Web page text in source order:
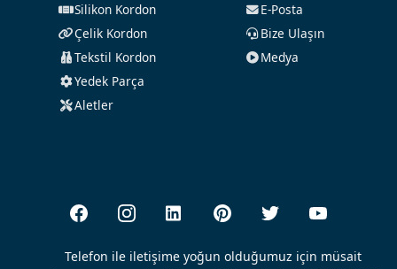
Silikon Kordon
Çelik Kordon
Tekstil Kordon
Yedek Parça
Aletler
E-Posta
Bize Ulaşın
Medya
Telefon ile iletişime yoğun olduğumuz için müsait